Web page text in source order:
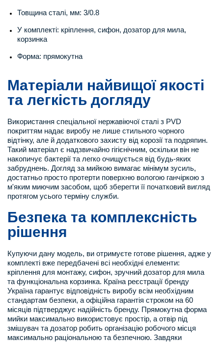
Товщина сталі, мм: 3/0.8
У комплекті: кріплення, сифон, дозатор для мила,
корзинка
Форма: прямокутна
Матеріали найвищої якості
та легкість догляду
Використання спеціальної нержавіючої сталі з PVD
покриттям надає виробу не лише стильного чорного
відтінку, але й додаткового захисту від корозії та подряпин.
Такий матеріал є надзвичайно гігієнічним, оскільки він не
накопичує бактерії та легко очищується від будь-яких
забруднень. Догляд за мийкою вимагає мінімум зусиль,
достатньо просто протерти поверхню вологою ганчіркою з
м'яким миючим засобом, щоб зберегти її початковий вигляд
протягом усього терміну служби.
Безпека та комплексність
рішення
Купуючи дану модель, ви отримуєте готове рішення, адже у
комплекті вже передбачені всі необхідні елементи:
кріплення для монтажу, сифон, зручний дозатор для мила
та функціональна корзинка. Країна реєстрації бренду
Україна гарантує відповідність виробу всім необхідним
стандартам безпеки, а офіційна гарантія строком на 60
місяців підтверджує надійність бренду. Прямокутна форма
мийки максимально використовує простір, а отвір під
змішувач та дозатор робить організацію робочого місця
максимально раціональною та безпечною. Завдяки